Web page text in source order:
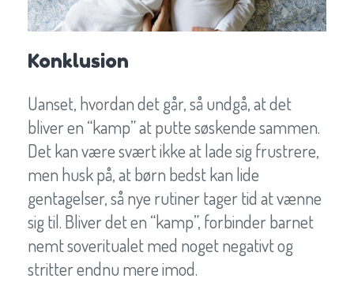
Konklusion
Uanset, hvordan det går, så undgå, at det
bliver en “kamp” at putte søskende sammen.
Det kan være svært ikke at lade sig frustrere,
men husk på, at børn bedst kan lide
gentagelser, så nye rutiner tager tid at vænne
sig til. Bliver det en “kamp”, forbinder barnet
nemt soveritualet med noget negativt og
stritter endnu mere imod.